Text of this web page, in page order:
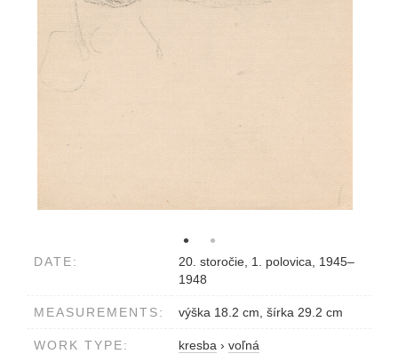
DATE:
20. storočie, 1. polovica, 1945–
1948
MEASUREMENTS: výška 18.2 cm, šírka 29.2 cm
WORK TYPE: kresba › voľná